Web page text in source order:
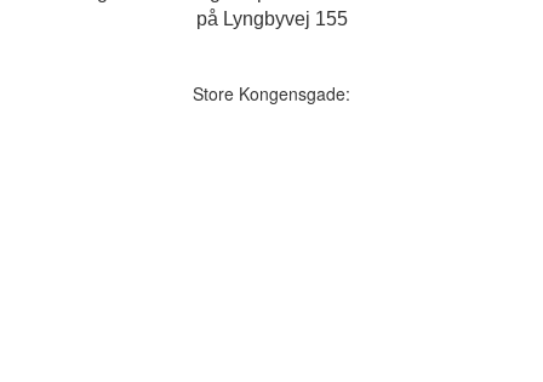
på Lyngbyvej 155
Store Kongensgade: